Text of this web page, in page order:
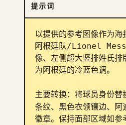
提示词
以提供的参考图像作为
阿根廷队/Lionel Messi
像、左侧超大竖排姓氏
为阿根廷的冷蓝色调。
主要转换：将球员身份替
条纹、黑色衣领镶边、
徽章。保持面部区域如参